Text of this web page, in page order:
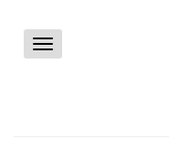
Toggle